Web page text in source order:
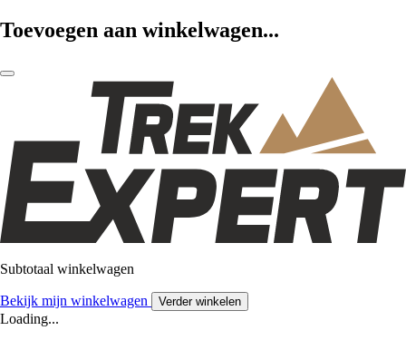
Toevoegen aan winkelwagen...
Subtotaal winkelwagen
Bekijk mijn winkelwagen Verder winkelen
Loading...